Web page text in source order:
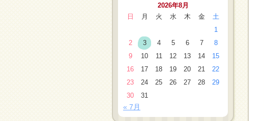
2026年8月
日
月 火 水 木 金
土
1
2
3 4 5 6 7
8
9
10 11 12 13 14
15
16
17 18 19 20 21
22
23
24 25 26 27 28
29
30
31
« 7月